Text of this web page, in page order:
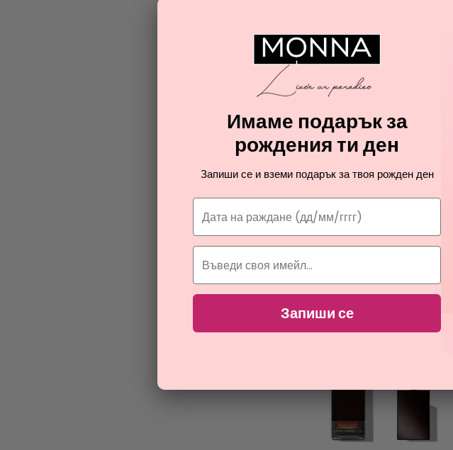
TOM FORD
SOLEIL LIP LACQUER LIQUID TINT
гланц за устни за жени
Имаме подарък за
рождения ти ден
Запиши се и вземи подарък за твоя рожден ден
Запиши се